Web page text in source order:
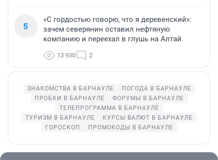
5
«С гордостью говорю, что я деревенский»:
зачем северянин оставил нефтяную
компанию и переехал в глушь на Алтай
13 930 2
ЗНАКОМСТВА В БАРНАУЛЕ
ПОГОДА В БАРНАУЛЕ
ПРОБКИ В БАРНАУЛЕ
ФОРУМЫ В БАРНАУЛЕ
ТЕЛЕПРОГРАММА В БАРНАУЛЕ
ТУРИЗМ В БАРНАУЛЕ
КУРСЫ ВАЛЮТ В БАРНАУЛЕ
ГОРОСКОП
ПРОМОКОДЫ В БАРНАУЛЕ